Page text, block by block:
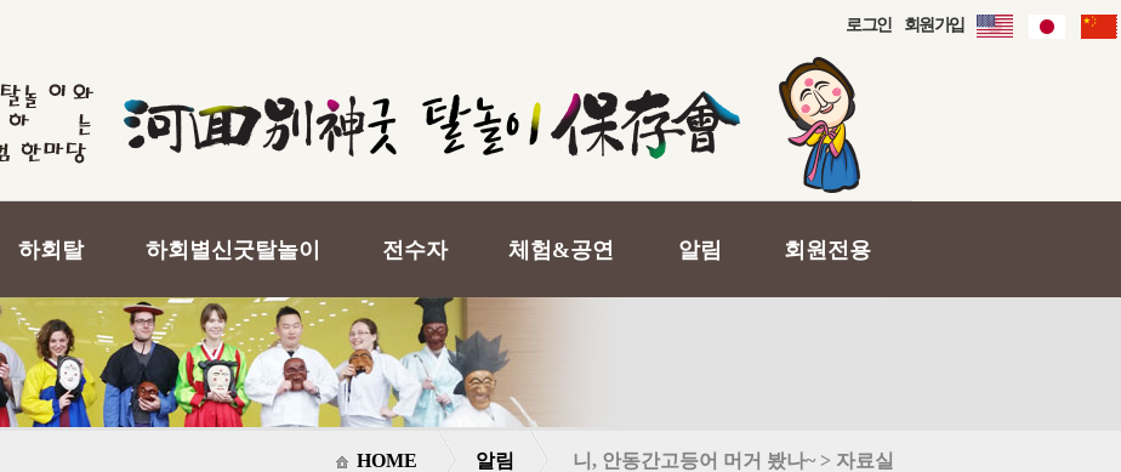
로그인 회원가입
하회탈 하회별신굿탈놀이 전수자 체험&공연 알림 회원전용
HOME 알림 니, 안동간고등어 머거 봤나~ > 자료실